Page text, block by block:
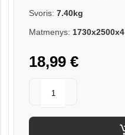
Svoris: 7.40kg
Matmenys: 1730x2500x4
18,99 €